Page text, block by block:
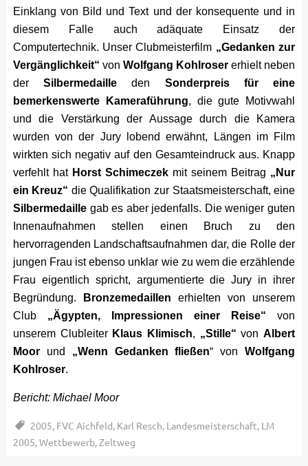
Einklang von Bild und Text und der konsequente und in
diesem Falle auch adäquate Einsatz der
Computertechnik. Unser Clubmeisterfilm „Gedanken zur
Vergänglichkeit“ von Wolfgang Kohlroser erhielt neben
derSilbermedaille den Sonderpreis für eine
bemerkenswerte Kameraführung, die gute Motivwahl
und die Verstärkung der Aussage durch die Kamera
wurden von der Jury lobend erwähnt, Längen im Film
wirkten sich negativ auf den Gesamteindruck aus. Knapp
verfehlt hat Horst Schimeczek mit seinem Beitrag „Nur
ein Kreuz“ die Qualifikation zur Staatsmeisterschaft, eine
Silbermedaillegab es aber jedenfalls. Die weniger guten
Innenaufnahmen stellen einen Bruch zu den
hervorragenden Landschaftsaufnahmen dar, die Rolle der
jungen Frau ist ebenso unklar wie zu wem die erzählende
Frau eigentlich spricht, argumentierte die Jury in ihrer
Begründung.
Bronzemedaillen erhielten von unserem
Club „Ägypten, Impressionen einer Reise“ von
unserem Clubleiter Klaus Klimisch, „Stille“ vonAlbert
Moorund „Wenn Gedanken fließen“ vonWolfgang
Kohlroser.
Bericht: Michael Moor
2005, FVC Aichfeld, Karl Resch, Landesmeisterschaft, LM
2005,Wettbewerb,Zeltweg